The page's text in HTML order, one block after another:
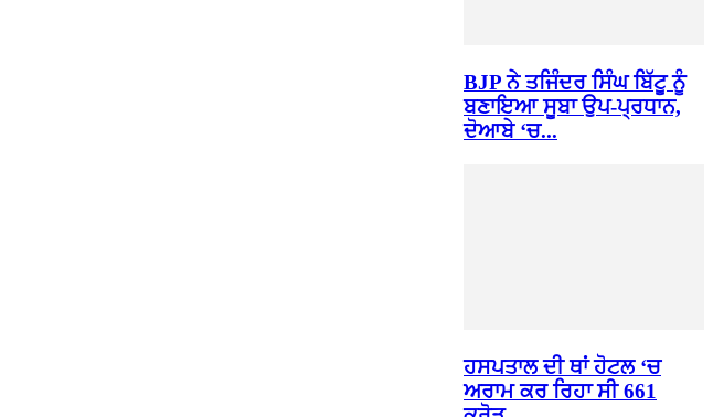
BJP ਨੇ ਤਜਿੰਦਰ ਸਿੰਘ ਬਿੱਟੂ ਨੂੰ
ਬਣਾਇਆ ਸੂਬਾ ਉਪ-ਪ੍ਰਧਾਨ,
ਦੋਆਬੇ ‘ਚ...
ਹਸਪਤਾਲ ਦੀ ਥਾਂ ਹੋਟਲ ‘ਚ
ਅਰਾਮ ਕਰ ਰਿਹਾ ਸੀ 661